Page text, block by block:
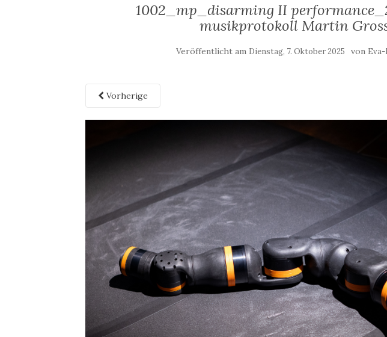
1002_mp_disarming II
musikprotokoll Martin
Veröffentlicht am Dienstag, 7. Oktober 2025 von
Vorherige